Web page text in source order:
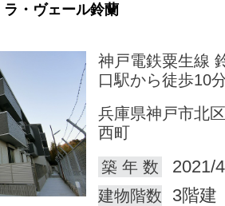
ラ・ヴェール鈴蘭
神戸電鉄粟生線
口駅から徒歩10
兵庫県神戸市北
西町
築 年 数
2021/
建物階数 3階建